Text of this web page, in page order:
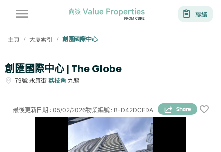
聯絡
主頁 / 大廈索引 / 創匯國際中心
創匯國際中心 | The Globe
79號永康街荔枝角 九龍
物業編號 : B-D42DCEDA
最後更新日期 : 05/02/2026